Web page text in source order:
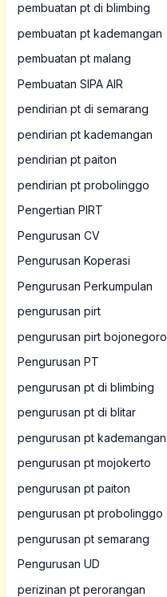
pembuatan pt di blimbing
pembuatan pt kademangan
pembuatan pt malang
Pembuatan SIPA AIR
pendirian pt di semarang
pendirian pt kademangan
pendirian pt paiton
pendirian pt probolinggo
Pengertian PIRT
Pengurusan CV
Pengurusan Koperasi
Pengurusan Perkumpulan
pengurusan pirt
pengurusan pirt bojonegoro
Pengurusan PT
pengurusan pt di blimbing
pengurusan pt di blitar
pengurusan pt kademangan
pengurusan pt mojokerto
pengurusan pt paiton
pengurusan pt probolinggo
pengurusan pt semarang
Pengurusan UD
perizinan pt perorangan